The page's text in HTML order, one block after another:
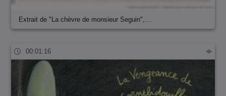
Extrait de "La chèvre de monsieur Seguin",…
00:01:16